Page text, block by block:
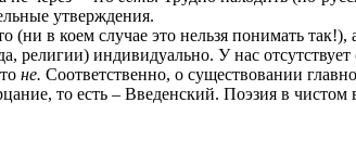
утверждения.
(ни в коем случае это нельзя понимать так!),
религии) индивидуально. У нас
не. Соответственно, о существовании
то есть – Введенский. Поэзия в чистом